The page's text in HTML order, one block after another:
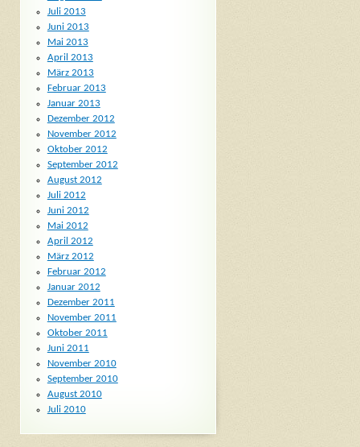
Juli 2013
Juni 2013
Mai 2013
April 2013
März 2013
Februar 2013
Januar 2013
Dezember 2012
November 2012
Oktober 2012
September 2012
August 2012
Juli 2012
Juni 2012
Mai 2012
April 2012
März 2012
Februar 2012
Januar 2012
Dezember 2011
November 2011
Oktober 2011
Juni 2011
November 2010
September 2010
August 2010
Juli 2010